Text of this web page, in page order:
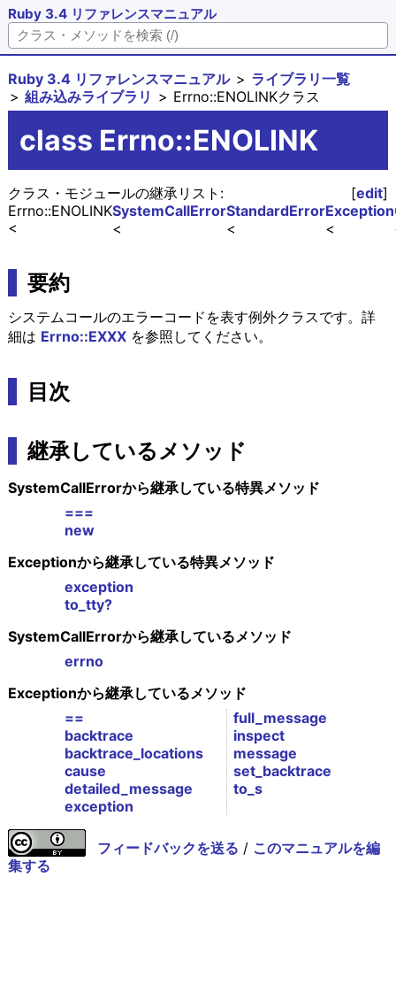
Ruby 3.4 リファレンスマニュアル
Ruby 3.4 リファレンスマニュアル
ライブラリ一覧
組み込みライブラリ
Errno::ENOLINKクラス
class Errno::ENOLINK
[edit]
クラス・モジュールの継承リスト:
Exception
StandardError
SystemCallError
Errno::ENOLINK
要約
システムコールのエラーコードを表す例外クラスです。詳
細は Errno::EXXXを参照してください。
目次
継承しているメソッド
SystemCallErrorから継承している特異メソッド
===
new
Exceptionから継承している特異メソッド
exception
to_tty?
SystemCallErrorから継承しているメソッド
errno
Exceptionから継承しているメソッド
==
backtrace
backtrace_locations
cause
detailed_message
exception
full_message
inspect
message
set_backtrace
to_s
フィードバックを送る / このマニュアルを編
集する